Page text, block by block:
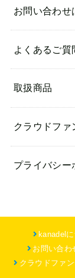
お問い合わせ
よくあるご質
取扱商品
クラウドフ
プライバシー
kanadel
お問い合わ
クラウドファ